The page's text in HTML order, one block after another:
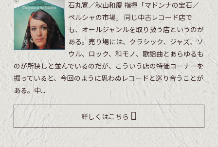
石丸寛／秋山和慶 指揮「マドンナの宝石／
ペルシャの市場」 同じ中古レコード店で
も、オールジャンルを取り扱う店というのが
ある。売り場には、クラシック、ジャズ、ソ
ウル、ロック、和モノ、歌謡曲とあらゆるも
のが所狭しと並んでいるのだが、こういう店の特価コーナーを
掘っていると、今回のように思わぬレコードと巡り合うことが
ある。中...
詳しくはこちら